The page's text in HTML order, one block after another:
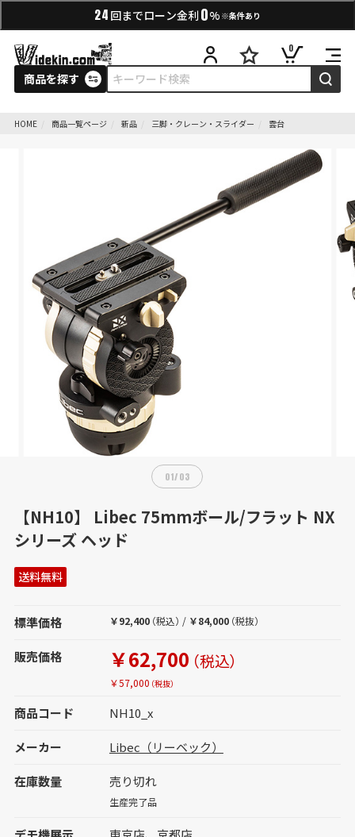
24 回までローン金利 0% ※条件あり
商品を探す
0
HOME 商品一覧ページ 新品 三脚・クレーン・スライダー 雲台
01/03
【NH10】 Libec 75mmボール/フラット NX
シリーズ ヘッド
送料無料
標準価格 ￥92,400 （税込） / ￥84,000 （税抜）
販売価格 ￥62,700 （税込）
￥57,000 （税抜）
商品コード NH10_x
メーカー Libec（リーベック）
在庫数量 売り切れ
生産完了品